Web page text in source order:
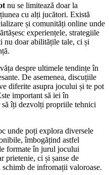
nu se limitează doar la
cu alți jucători. Există
și comunități online unde
experiențele, strategiile
nu doar abilitățile tale, ci și
despre ultimele tendințe în
De asemenea, discuțiile
diferite asupra jocului și te pot
important să iei în
îți dezvolți propriile tehnici
unde poți explora diversele
îmbogățind astfel
formate în jurul jocului
prietenie, ci și șanse de
de infromații valoroase.